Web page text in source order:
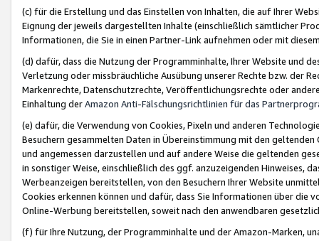
(c) für die Erstellung und das Einstellen von Inhalten, die auf Ihrer
Eignung der jeweils dargestellten Inhalte (einschließlich sämtlicher
Informationen, die Sie in einen Partner-Link aufnehmen oder mit
(d) dafür, dass die Nutzung der Programminhalte, Ihrer Website und
Verletzung oder missbräuchliche Ausübung unserer Rechte bzw. der
Markenrechte, Datenschutzrechte, Veröffentlichungsrechte oder
Einhaltung derAmazon Anti-Fälschungsrichtlinien für das
(e) dafür, die Verwendung von Cookies, Pixeln und anderen
Besuchern gesammelten Daten in Übereinstimmung mit den
und angemessen darzustellen und auf andere Weise die geltenden
in sonstiger Weise, einschließlich des ggf. anzuzeigenden Hinweises,
Werbeanzeigen bereitstellen, von den Besuchern Ihrer Website
Cookies erkennen können und dafür, dass Sie Informationen über die
Online-Werbung bereitstellen, soweit nach den anwendbaren
(f) für Ihre Nutzung, der Programminhalte und der Amazon-Marken,